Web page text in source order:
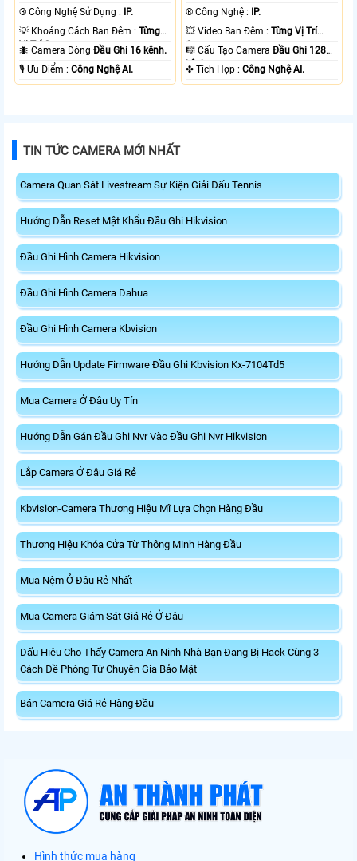
®️ Công Nghệ Sử Dụng : IP.
💡 Khoảng Cách Ban Đêm :Từng
Vị Trí Camera .
🐜 Camera DòngĐầu Ghi 16 kênh.
️🎙 Ưu Điểm :Công Nghệ AI.
®️ Công Nghệ : IP.
💥 Video Ban Đêm :Từng Vị Trí
Camera .
🎼️ Cấu Tạo CameraĐầu Ghi 128
kênh.
️✤ Tích Hợp :Công Nghệ AI.
TIN TỨC CAMERA MỚI NHẤT
Camera Quan Sát Livestream Sự Kiện Giải Đấu Tennis
Hướng Dẫn Reset Mật Khẩu Đầu Ghi Hikvision
Đầu Ghi Hình Camera Hikvision
Đầu Ghi Hình Camera Dahua
Đầu Ghi Hình Camera Kbvision
Hướng Dẫn Update Firmware Đầu Ghi Kbvision Kx-7104Td5
Mua Camera Ở Đâu Uy Tín
Hướng Dẫn Gán Đầu Ghi Nvr Vào Đầu Ghi Nvr Hikvision
Lắp Camera Ở Đâu Giá Rẻ
Kbvision-Camera Thương Hiệu Mĩ Lựa Chọn Hàng Đầu
Thương Hiệu Khóa Cửa Từ Thông Minh Hàng Đầu
Mua Nệm Ở Đâu Rẻ Nhất
Mua Camera Giám Sát Giá Rẻ Ở Đâu
Dấu Hiệu Cho Thấy Camera An Ninh Nhà Bạn Đang Bị Hack Cùng 3
Cách Đề Phòng Từ Chuyên Gia Bảo Mật
Bán Camera Giá Rẻ Hàng Đầu
Hình thức mua hàng